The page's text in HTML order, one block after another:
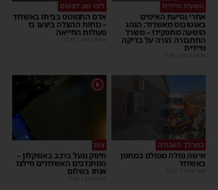
השעיה מיידית
אחרי נסיעת האימים
באוטובוס מאשדוד: הנהג
הושעה מתפקידו – משרד
התחבורה הורה על בדיקה
מיידית
מנחם דויטש |
17:44
ליבו שב לפעום
אדם התמוטט בביתו באשדוד
– כוחות ההצלה ביצעו בו
פעולות החייאה
מנחם דויטש |
17:35
במהלך העבודה
אישה נפלה מסולם במחסן
באשדוד
משה קאהן |
17:31
תינוק ננעל ברכב באשקלון –
המתנדבים האשדודים חילצו
אותו בשלום
משה קאהן |
11:53